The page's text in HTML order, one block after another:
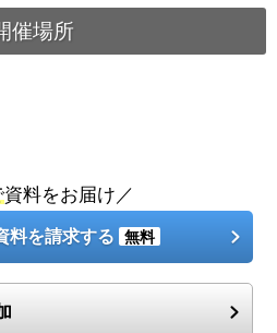
催場所
資料をお届け／
料を請求する 無料